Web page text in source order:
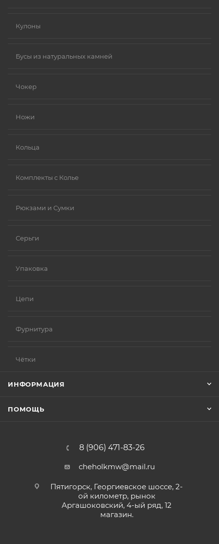
Кулоны
Бусы из натуральных камней
Чокер
Ножи
Кольца
Комплекты с Колье
Рюкзами и Сумки
Серьги
Упаковка
Цепи
Фурнитура
Чётки
ИНФОРМАЦИЯ
ПОМОЩЬ
8 (906) 471-83-26
cheholkmw@mail.ru
Пятигорск, Георгиевское шоссе, 2-
ой километр, рынок
Аргашоковский, 4-ый ряд, 12
магазин.